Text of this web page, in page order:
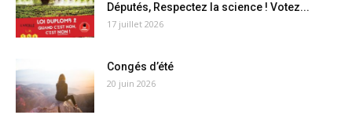
Députés, Respectez la science ! Votez...
17 juillet 2026
Congés d’été
20 juin 2026